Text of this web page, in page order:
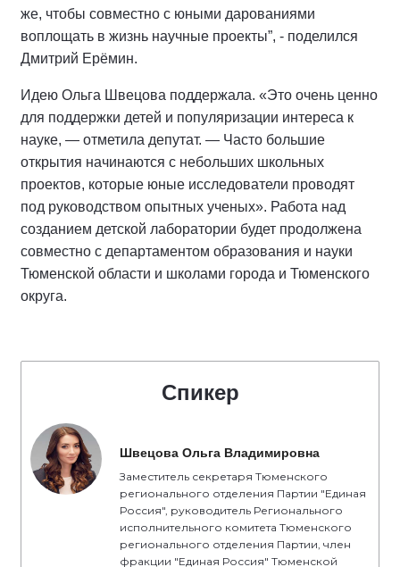
же, чтобы совместно с юными дарованиями
воплощать в жизнь научные проекты”, - поделился
Дмитрий Ерёмин.
Идею Ольга Швецова поддержала. «Это очень ценно
для поддержки детей и популяризации интереса к
науке, — отметила депутат. — Часто большие
открытия начинаются с небольших школьных
проектов, которые юные исследователи проводят
под руководством опытных ученых». Работа над
созданием детской лаборатории будет продолжена
совместно с департаментом образования и науки
Тюменской области и школами города и Тюменского
округа.
Спикер
Швецова Ольга Владимировна
Заместитель секретаря Тюменского
регионального отделения Партии "Единая
Россия", руководитель Регионального
исполнительного комитета Тюменского
регионального отделения Партии, член
фракции "Единая Россия" Тюменской